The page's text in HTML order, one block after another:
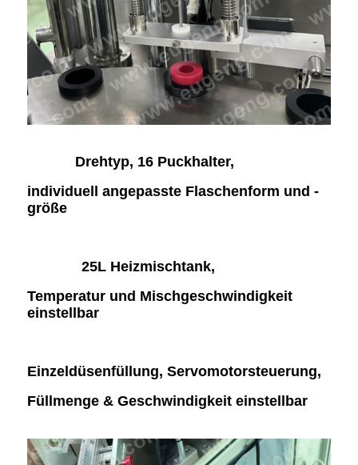
Drehtyp, 16 Puckhalter,
individuell angepasste Flaschenform und -
größe
25L Heizmischtank,
Temperatur und Mischgeschwindigkeit
einstellbar
Einzeldüsenfüllung, Servomotorsteuerung,
Füllmenge & Geschwindigkeit einstellbar